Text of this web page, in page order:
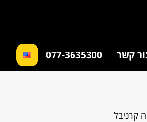
קשר 077-3635300
קרניבל